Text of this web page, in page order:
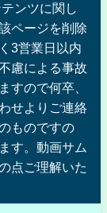
ンツに関し
ページを削除
3営業日以内
慮による事故
すので何卒、
せよりご連絡
ものですの
す。動画サム
点ご理解いた